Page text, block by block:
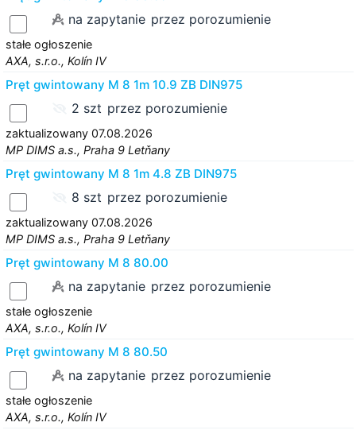
na zapytanie przez porozumienie
stałe ogłoszenie
AXA, s.r.o., Kolín IV
Pręt gwintowany M 8 1m 10.9 ZB DIN975
2 szt przez porozumienie
zaktualizowany 07.08.2026
MP DIMS a.s., Praha 9 Letňany
Pręt gwintowany M 8 1m 4.8 ZB DIN975
8 szt przez porozumienie
zaktualizowany 07.08.2026
MP DIMS a.s., Praha 9 Letňany
Pręt gwintowany M 8 80.00
na zapytanie przez porozumienie
stałe ogłoszenie
AXA, s.r.o., Kolín IV
Pręt gwintowany M 8 80.50
na zapytanie przez porozumienie
stałe ogłoszenie
AXA, s.r.o., Kolín IV